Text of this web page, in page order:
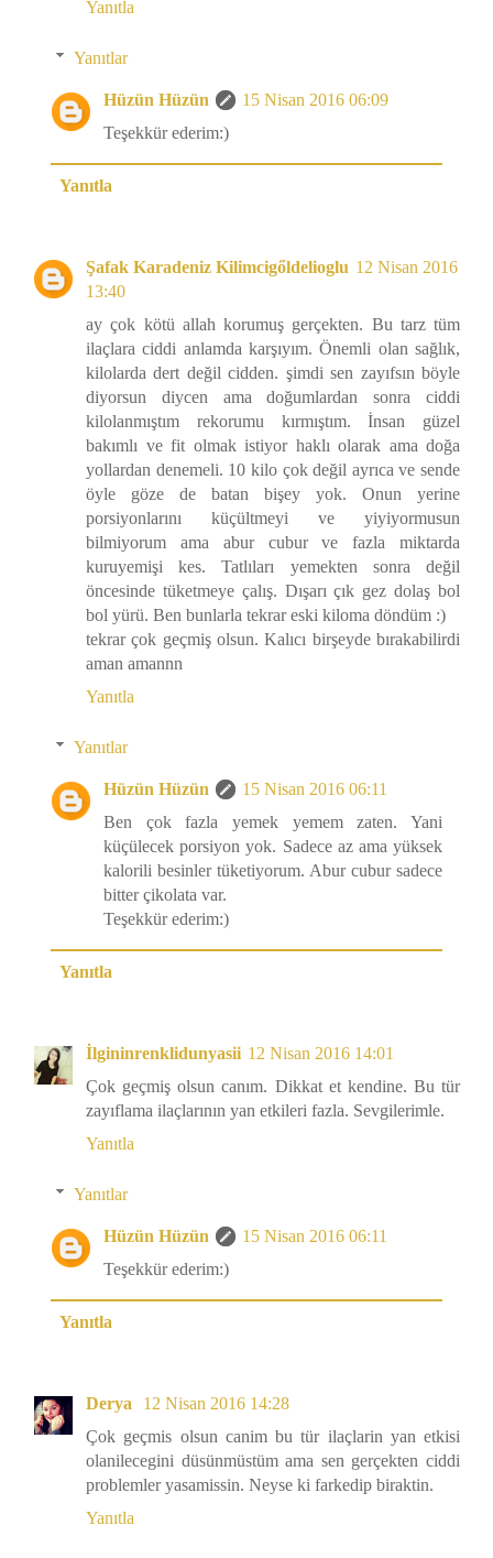
Yanıtla
Yanıtlar
Hüzün Hüzün
15 Nisan 2016 06:09
Teşekkür ederim:)
Yanıtla
Şafak Karadeniz Kilimcigőldelioglu 12 Nisan 2016
13:40
ay çok kötü allah korumuş gerçekten. Bu tarz tüm
ilaçlara ciddi anlamda karşıyım. Önemli olan sağlık,
kilolarda dert değil cidden. şimdi sen zayıfsın böyle
diyorsun diycen ama doğumlardan sonra ciddi
kilolanmıştım rekorumu kırmıştım. İnsan güzel
bakımlı ve fit olmak istiyor haklı olarak ama doğa
yollardan denemeli. 10 kilo çok değil ayrıca ve sende
öyle göze de batan bişey yok. Onun yerine
porsiyonlarını küçültmeyi ve yiyiyormusun
bilmiyorum ama abur cubur ve fazla miktarda
kuruyemişi kes. Tatlıları yemekten sonra değil
öncesinde tüketmeye çalış. Dışarı çık gez dolaş bol
bol yürü. Ben bunlarla tekrar eski kiloma döndüm :)
tekrar çok geçmiş olsun. Kalıcı birşeyde bırakabilirdi
aman amannn
Yanıtla
Yanıtlar
Hüzün Hüzün
15 Nisan 2016 06:11
Ben çok fazla yemek yemem zaten. Yani
küçülecek porsiyon yok. Sadece az ama yüksek
kalorili besinler tüketiyorum. Abur cubur sadece
bitter çikolata var.
Teşekkür ederim:)
Yanıtla
İlgininrenklidunyasii 12 Nisan 2016 14:01
Çok geçmiş olsun canım. Dikkat et kendine. Bu tür
zayıflama ilaçlarının yan etkileri fazla. Sevgilerimle.
Yanıtla
Yanıtlar
Hüzün Hüzün
15 Nisan 2016 06:11
Teşekkür ederim:)
Yanıtla
Derya
12 Nisan 2016 14:28
Çok geçmis olsun canim bu tür ilaçlarin yan etkisi
olanilecegini düsünmüstüm ama sen gerçekten ciddi
problemler yasamissin. Neyse ki farkedip biraktin.
Yanıtla